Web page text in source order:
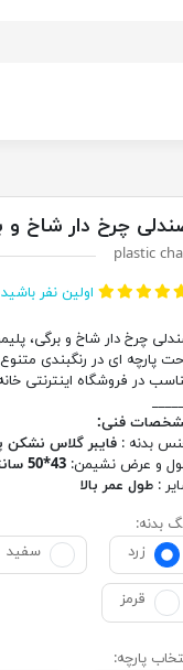
چرخ دار شاخ و
plastic
اولین نفر
پارچه ای در رنگبندی
در فروشگاه اینترنتی
فنی:
بدنه : فایبر گلاس نشکن
و عرض نشیمن: 43*50 سانتی متر
: طول عمر بالا
بدنه:
زرد
سفید
قرمز
پارچه: